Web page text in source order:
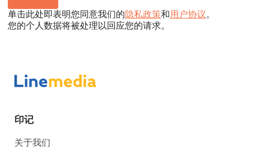
单击此处即表明您同意我们的隐私政策和用户协议。
您的个人数据将被处理以回应您的请求。
印记
关于我们